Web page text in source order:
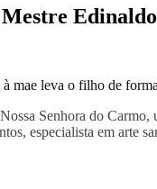
mae leva o filho de
Senhora do
especialista em arte